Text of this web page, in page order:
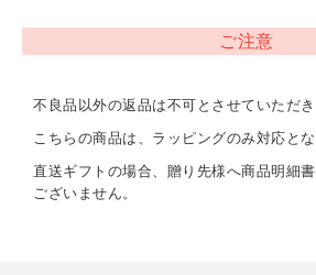
ご注意
不良品以外の返品は不可とさせていただき
こちらの商品は、ラッピングのみ対応とな
直送ギフトの場合、贈り先様へ商品明細
ございません。